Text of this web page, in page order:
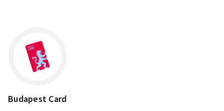
Budapest Card